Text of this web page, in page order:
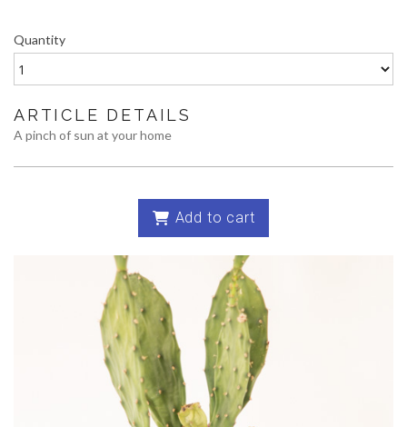
Quantity
ARTICLE DETAILS
A pinch of sun at your home
Add to cart